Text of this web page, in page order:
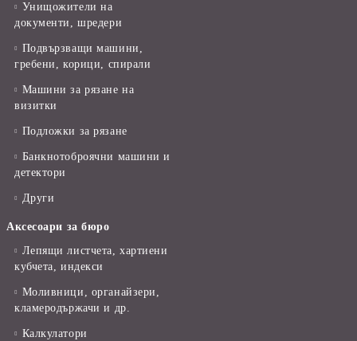
Унищожители на
документи, шредери
Подвързващи машини,
гребени, корици, спирали
Машини за рязане на
визитки
Подложки за рязане
Банкнотоброячни машини и
детектори
Други
Аксесоари за бюро
Лепящи листчета, хартиени
кубчета, индекси
Моливници, органайзери,
кламеродържачи и др.
Калкулатори